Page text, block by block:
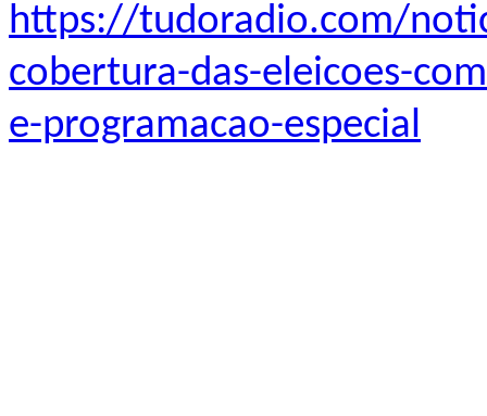
https://tudoradio.com/
cobertura-das-eleicoes-
e-programacao-especial